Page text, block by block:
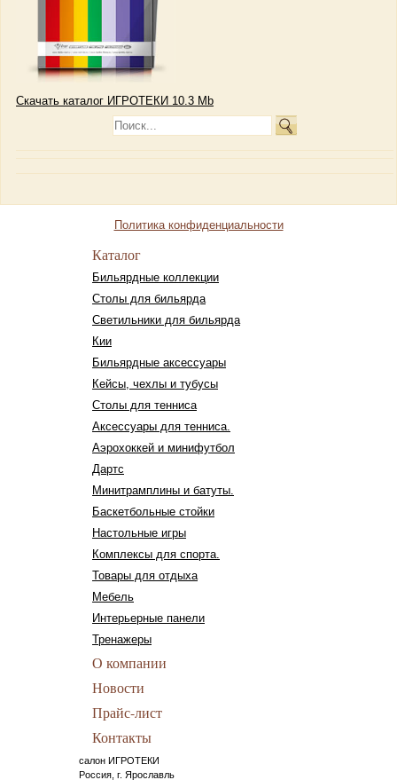
Скачать каталог ИГРОТЕКИ 10.3 Mb
Политика конфиденциальности
Каталог
Бильярдные коллекции
Столы для бильярда
Светильники для бильярда
Кии
Бильярдные аксессуары
Кейсы, чехлы и тубусы
Столы для тенниса
Аксессуары для тенниса.
Аэрохоккей и минифутбол
Дартс
Минитрамплины и батуты.
Баскетбольные стойки
Настольные игры
Комплексы для спорта.
Товары для отдыха
Мебель
Интерьерные панели
Тренажеры
О компании
Новости
Прайс-лист
Контакты
салон ИГРОТЕКИ
Россия, г. Ярославль